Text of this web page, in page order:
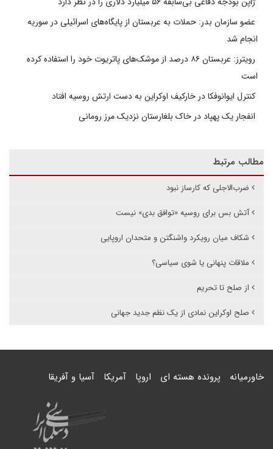
عضو سازمان بدر: حملات به عربستان از پایگاه‌های اسرائیلی در سوریه
انجام شد
رویترز: عربستان ۸۶ درصد از موشک‌های پاتریوت خود را استفاده کرده
است
کنترل ایوانوفکا در خارکیف اوکراین به دست ارتش روسیه افتاد
انفجار یک پهپاد در خاک بلغارستان نزدیک مرز رومانی
مطالب مرتبط
ضر‌ب‌الاجلی که کارساز نبود
آتش بس برای روسیه «توافق بدی» نیست
شکاف میان رویکرد واشنگتن و متحدان اروپایی
ملاقات پنهانی یا شوی سیاسی؟
از صلح تا تحریم
صلح اوکراین نمادی از یک نظم جدید جهانی
خاورمیانه پرونده هسته ای اروپا آمریکا آسیا و آفریقا